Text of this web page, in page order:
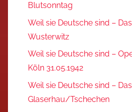
Blutsonntag
Weil sie Deutsche sind –
Wusterwitz
Weil sie Deutsche sind –
Köln 31.05.1942
Weil sie Deutsche sind –
Glaserhau/Tschechen